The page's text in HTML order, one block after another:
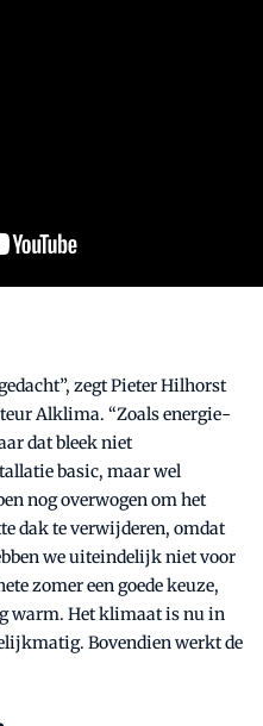
zegt Pieter Hilhorst
Alklima. “Zoals energie-
dat bleek niet
basic, maar wel
nog overwogen om het
dak te verwijderen, omdat
we uiteindelijk niet voor
zomer een goede keuze,
warm. Het klimaat is nu in
Bovendien werkt de